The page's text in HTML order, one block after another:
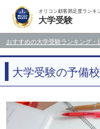
オリコン顧客満足度ランキ
大学受験
おすすめの大学受験ランキング・
大学受験の予備